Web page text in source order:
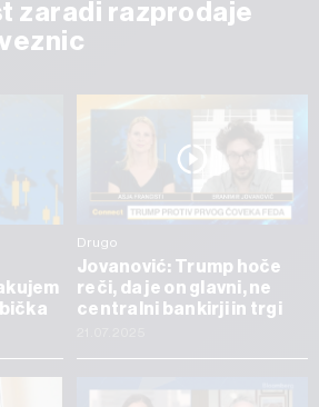
zaradi razprodaje
Drugo
Jovanović: Trump hoče
reči, da je on glavni, ne
centralni bankirji in trgi